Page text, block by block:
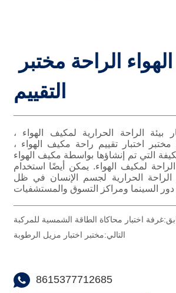
التقييم
غرفة اختبار محاكاة الطاقة الشمسية للمركبة
التالي:مختبر اختبار مزيل الرطوبة
8615377712685